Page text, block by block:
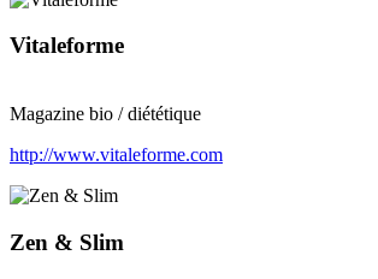
Vitaleforme
Magazine bio / diététique
http://www.vitaleforme.com
Zen & Slim